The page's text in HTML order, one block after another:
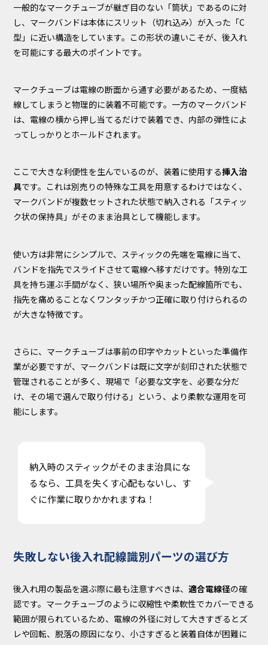
一般的なマークチューブが継ぎ目のない「筒状」であるのに対
し、マークバンドは本体にスリット（切れ込み）が入った「C
型」に近い構造をしています。この形状の違いこそが、後入れ
を可能にする最大のポイントです。
マークチューブは電線の断面から通す必要があるため、一度結
線してしまうと物理的に装着不可能です。一方のマークバンド
は、電線の横から押し当てるだけで装着でき、内部の弾性によ
ってしっかりとホールドされます。
ここで大きな利便性を生んでいるのが、装着に使用する挿入治
具です。これは別売りの特殊な工具を用意するわけではなく、
マークバンドが複数セットされた状態で納入される「スティッ
ク状の保持具」がそのまま治具として機能します。
使い方は非常にシンプルで、スティックの先端を電線に当て、
バンドを指先でスライドさせて電線へ移すだけです。特別な工
具を持ち運ぶ手間がなく、狭い場所や奥まった配線箇所でも、
指先を痛めることなくワンタッチかつ正確に取り付けられるの
が大きな特徴です。
さらに、マークチューブは事前の印字やカットといった準備作
業が必要ですが、マークバンドは既に文字が刻印された状態で
管理されることが多く、現場で「必要な文字を、必要な分だ
け、その場で選んで取り付ける」という、より柔軟な運用を可
能にします。
納入時のスティックがそのまま治具にな
るなら、工具を失くす心配もないし、す
ぐに作業に取りかかれますね！
失敗しない後入れ配線識別パーツの選び方
後入れ用の製品を選ぶ際に最も注意すべきは、適合電線径の確
認です。マークチューブのように収縮性や柔軟性でカバーできる
範囲が限られているため、電線の外径に対して大きすぎるとズ
レや回転、脱落の原因になり、小さすぎると装着自体が困難に